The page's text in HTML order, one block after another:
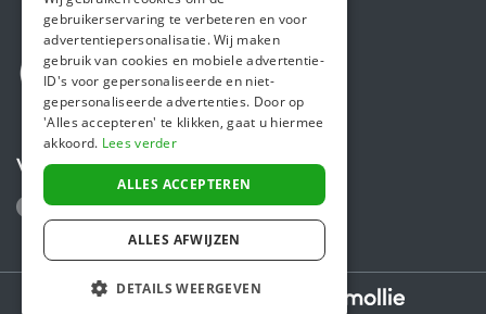
Volg ons
Secure payments powered by
ENGLISH
gebruikerservaring te verbeteren en voor
advertentiepersonalisatie. Wij maken
gebruik van cookies en mobiele advertentie-
ID's voor gepersonaliseerde en niet-
gepersonaliseerde advertenties. Door op
'Alles accepteren' te klikken, gaat u hiermee
akkoord. Lees verder
ALLES ACCEPTEREN
ALLES AFWIJZEN
DETAILS WEERGEVEN